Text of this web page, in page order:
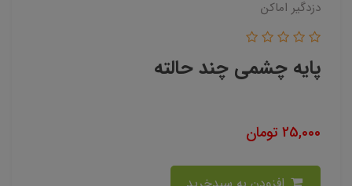
دزدگیر اماکن
پایه چشمی چند حالته
25,000 تومان